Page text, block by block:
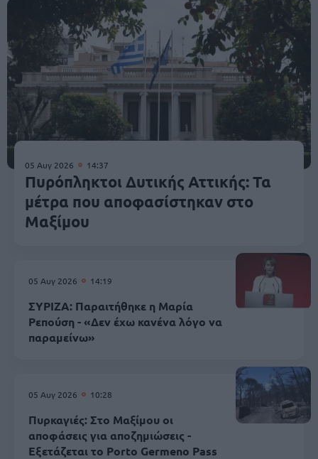
05 Αυγ 2026 14:37
Πυρόπληκτοι Δυτικής Αττικής: Τα
μέτρα που αποφασίστηκαν στο
Μαξίμου
05 Αυγ 2026 14:19
ΣΥΡΙΖΑ: Παραιτήθηκε η Μαρία
Ρεπούση - «Δεν έχω κανένα λόγο να
παραμείνω»
05 Αυγ 2026 10:28
Πυρκαγιές: Στο Μαξίμου οι
αποφάσεις για αποζημιώσεις -
Εξετάζεται το Porto Germeno Pass